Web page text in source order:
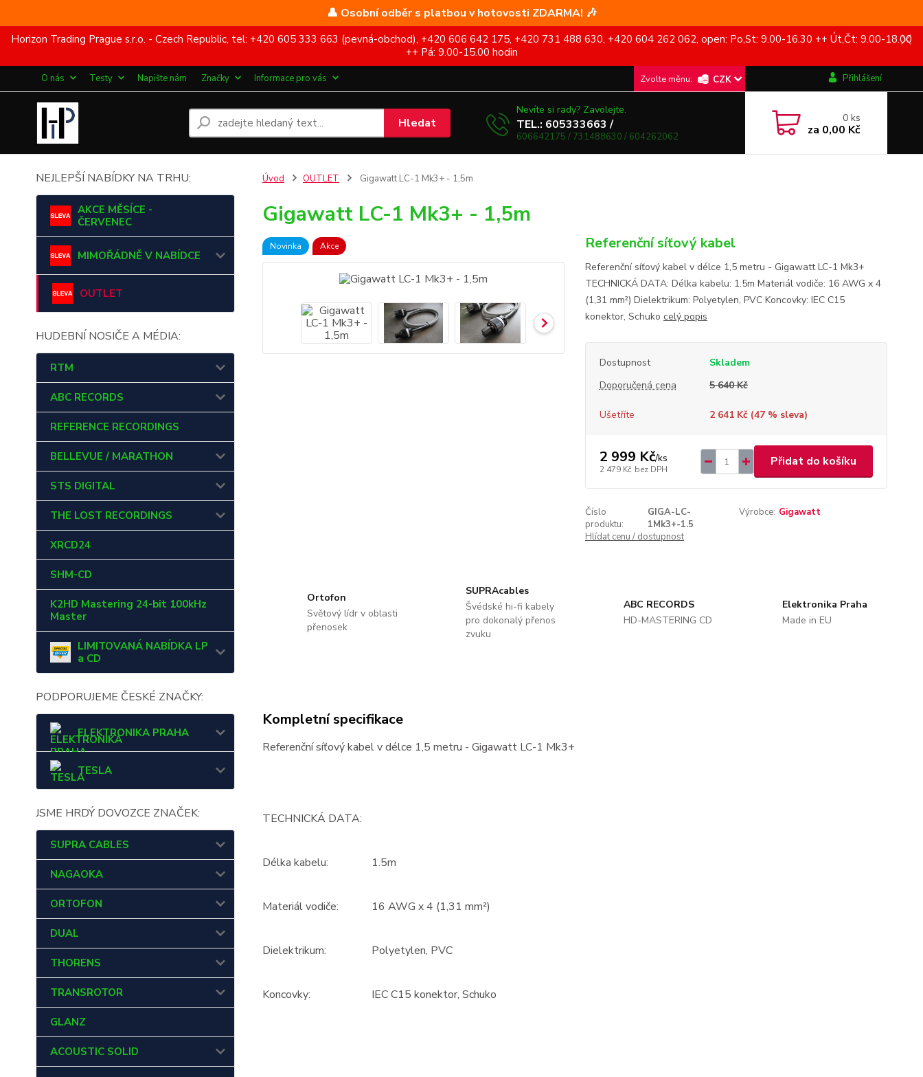
👤 Osobní odběr s platbou v hotovosti ZDARMA! 🎶
Horizon Trading Prague s.r.o. - Czech Republic, tel: +420 605 333 663 (pevná-obchod), +420 606 642 175, +420 731 488 630, +420 604 262 062, open: Po,St: 9.00-16.30 ++ Út,Čt: 9.00-18.00
++ Pá: 9.00-15.00 hodin
O nás Testy Napište nám Značky Informace pro vás CZK Přihlášení
Hledat
Nevíte si rady? Zavolejte.
TEL.: 605333663 /
606642175 / 731488630 / 604262062
0ks
za 0,00 Kč
NEJLEPŠÍ NABÍDKY NA TRHU:
AKCE MĚSÍCE -
ČERVENEC
MIMOŘÁDNĚ V NABÍDCE
OUTLET
HUDEBNÍ NOSIČE A MÉDIA:
RTM
ABC RECORDS
REFERENCE RECORDINGS
BELLEVUE / MARATHON
STS DIGITAL
THE LOST RECORDINGS
XRCD24
SHM-CD
K2HD Mastering 24-bit 100kHz
Master
LIMITOVANÁ NABÍDKA LP
a CD
PODPORUJEME ČESKÉ ZNAČKY:
ELEKTRONIKA PRAHA
TESLA
JSME HRDÝ DOVOZCE ZNAČEK:
SUPRA CABLES
NAGAOKA
ORTOFON
DUAL
THORENS
TRANSROTOR
GLANZ
ACOUSTIC SOLID
Úvod OUTLET Gigawatt LC-1 Mk3+ - 1,5m
Gigawatt LC-1 Mk3+ - 1,5m
Novinka Akce Referenční síťový kabel
Referenční síťový kabel v délce 1,5 metru - Gigawatt LC-1 Mk3+
TECHNICKÁ DATA: Délka kabelu: 1.5m Materiál vodiče: 16 AWG x 4
(1,31 mm²) Dielektrikum: Polyetylen, PVC Koncovky: IEC C15
konektor, Schuko celý popis
Dostupnost
Skladem
Doporučená cena
5 640 Kč
Ušetříte 2 641 Kč (47% sleva)
2 999 Kč/ks
2 479 Kč bez DPH
Přidat do košíku
Číslo
produktu:
GIGA-LC-
1Mk3+-1.5
Výrobce: Gigawatt
Hlídat cenu / dostupnost
Ortofon
Světový lídr v oblasti
přenosek
SUPRAcables
Švédské hi-fi kabely
pro dokonalý přenos
zvuku
ABC RECORDS
HD-MASTERING CD
Elektronika Praha
Made in EU
Kompletní specifikace
Referenční síťový kabel v délce 1,5 metru - Gigawatt LC-1 Mk3+
TECHNICKÁ DATA:
Délka kabelu: 1.5m
Materiál vodiče: 16 AWG x 4 (1,31 mm²)
Dielektrikum: Polyetylen, PVC
Koncovky: IEC C15 konektor, Schuko